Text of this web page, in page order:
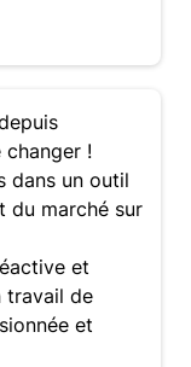
changer !
dans un outil
du marché sur
et
travail de
et